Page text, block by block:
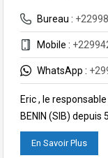
Bureau :
Mobile :
WhatsApp :
Eric , le
BENIN (SIB) depuis
En Savoir Plus